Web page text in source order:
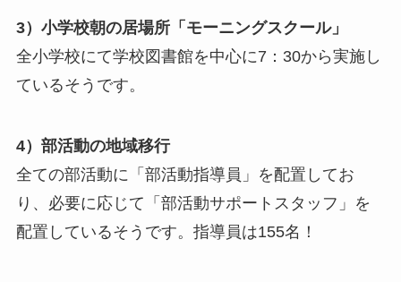
3）小学校朝の居場所「モーニングスクール」
全小学校にて学校図書館を中心に7：30から実施し
ているそうです。
4）部活動の地域移行
全ての部活動に「部活動指導員」を配置してお
り、必要に応じて「部活動サポートスタッフ」を
配置しているそうです。指導員は155名！